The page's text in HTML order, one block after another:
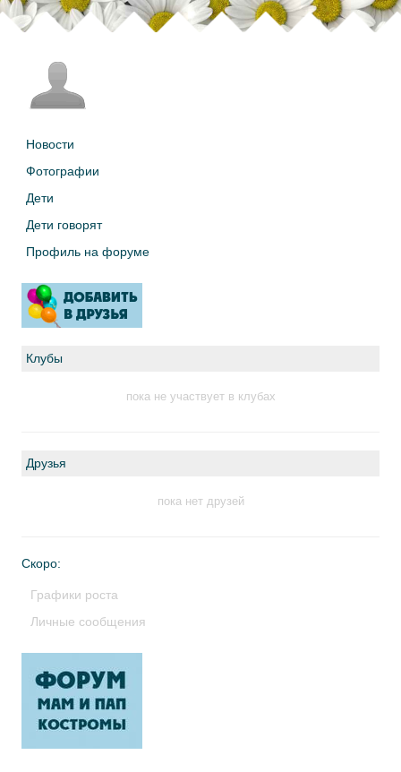
Новости
Фотографии
Дети
Дети говорят
Профиль на форуме
Клубы
пока не участвует в клубах
Друзья
пока нет друзей
Скоро:
Графики роста
Личные сообщения